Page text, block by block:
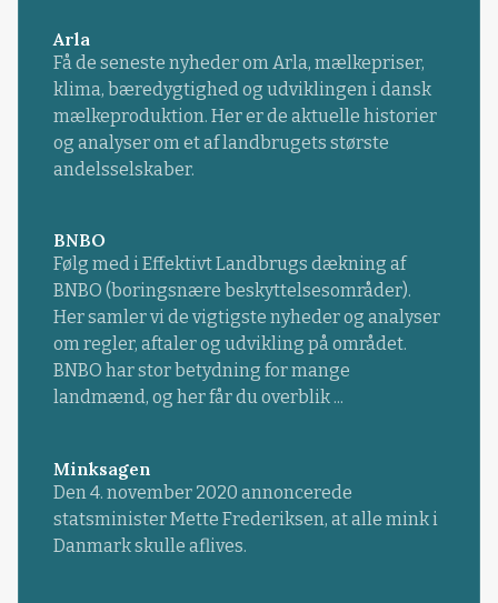
Arla
Få de seneste nyheder om Arla, mælkepriser,
klima, bæredygtighed og udviklingen i dansk
mælkeproduktion. Her er de aktuelle historier
og analyser om et af landbrugets største
andelsselskaber.
BNBO
Følg med i Effektivt Landbrugs dækning af
BNBO (boringsnære beskyttelsesområder).
Her samler vi de vigtigste nyheder og analyser
om regler, aftaler og udvikling på området.
BNBO har stor betydning for mange
landmænd, og her får du overblik ...
Minksagen
Den 4. november 2020 annoncerede
statsminister Mette Frederiksen, at alle mink i
Danmark skulle aflives.